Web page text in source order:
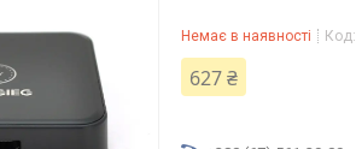
Немає в наявності Код:
627 ₴